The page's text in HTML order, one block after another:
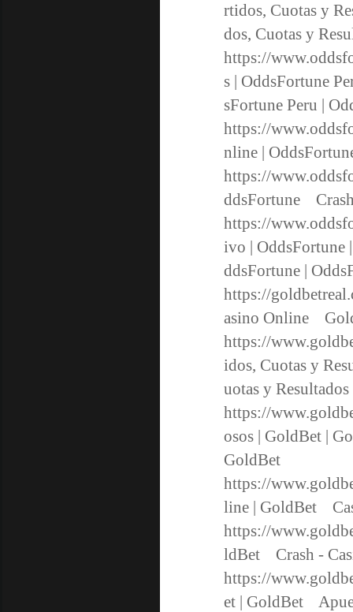
rtidos, Cuotas y
dos, Cuotas y
https://
s | OddsFortune
sFortune Peru |
https://
nline |
https://
ddsFortune
https://
ivo | OddsFortune
ddsFortune |
https://
asino Online
https://
idos, Cuotas y
uotas y
https://
osos | GoldBet |
GoldBet
https://
line | GoldBet
https://
ldBet Crash -
https://
et | GoldBet